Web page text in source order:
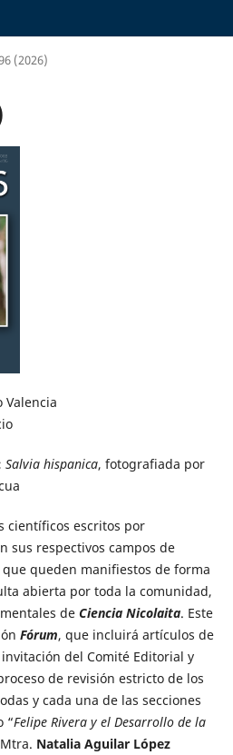
(2026)
Valencia
Salvia hispanica, fotografiada por
científicos escritos por
sus respectivos campos de
queden manifiestos de forma
abierta por toda la comunidad,
de Ciencia Nicolaita. Este
Fórum, que incluirá artículos de
del Comité Editorial y
de revisión estricto de los
y cada una de las secciones
“Felipe Rivera y el Desarrollo de la
Natalia Aguilar López